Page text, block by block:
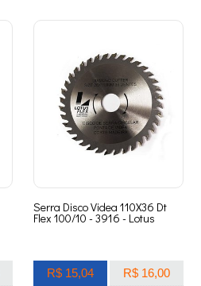
Serra Disco Videa 110X36 Dt
Flex 100/10 - 3916 - Lotus
R$ 15,04 R$ 16,00